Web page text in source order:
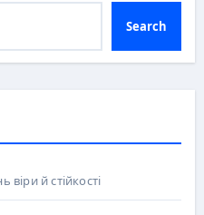
Search
й стійкості